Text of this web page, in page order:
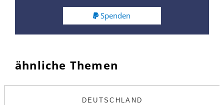
Spenden
ähnliche Themen
DEUTSCHLAND